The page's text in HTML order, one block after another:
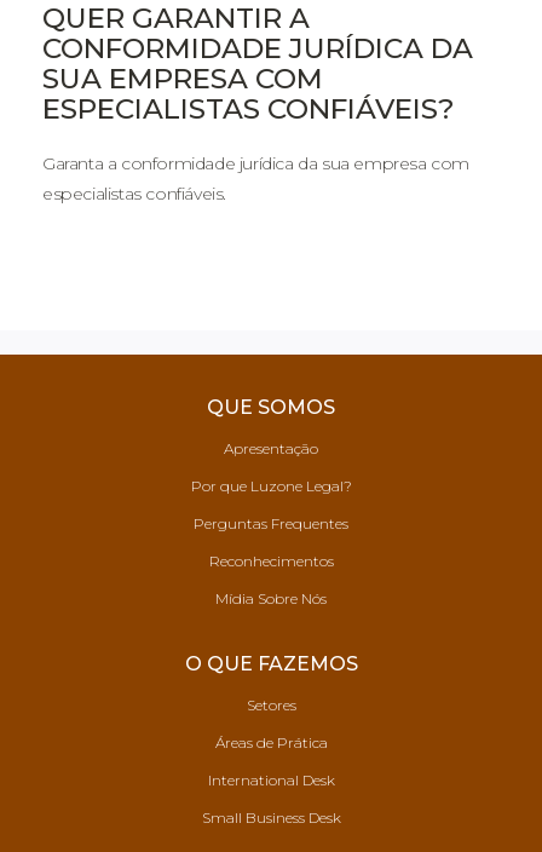
QUER GARANTIR A
CONFORMIDADE JURÍDICA DA
SUA EMPRESA COM
ESPECIALISTAS CONFIÁVEIS?
Garanta a conformidade jurídica da sua empresa com
especialistas confiáveis.
QUE SOMOS
Apresentação
Por que Luzone Legal?
Perguntas Frequentes
Reconhecimentos
Mídia Sobre Nós
O QUE FAZEMOS
Setores
Áreas de Prática
International Desk
Small Business Desk